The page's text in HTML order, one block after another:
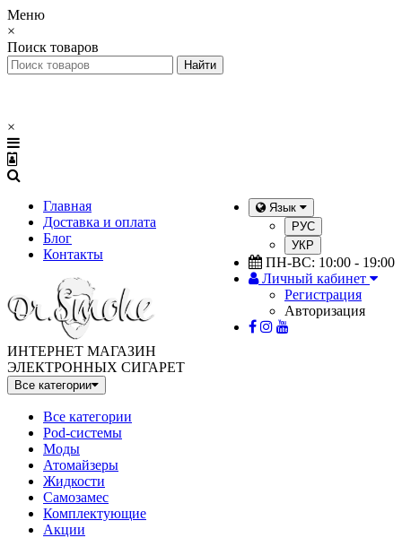
Меню
×
Поиск товаров
×
Главная
Доставка и оплата
Блог
Контакты
Язык
РУС
УКР
ПН-ВС: 10:00 - 19:00
Личный кабинет
Регистрация
Авторизация
ИНТЕРНЕТ МАГАЗИН
ЭЛЕКТРОННЫХ СИГАРЕТ
Все категории
Все категории
Pod-системы
Моды
Атомайзеры
Жидкости
Самозамес
Комплектующие
Акции